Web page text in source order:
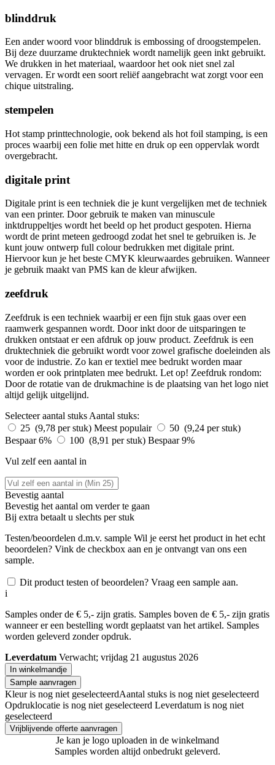
blinddruk
Een ander woord voor blinddruk is embossing of droogstempelen.
Bij deze duurzame druktechniek wordt namelijk geen inkt gebruikt.
We drukken in het materiaal, waardoor het ook niet snel zal
vervagen. Er wordt een soort reliëf aangebracht wat zorgt voor een
chique uitstraling.
stempelen
Hot stamp printtechnologie, ook bekend als hot foil stamping, is een
proces waarbij een folie met hitte en druk op een oppervlak wordt
overgebracht.
digitale print
Digitale print is een techniek die je kunt vergelijken met de techniek
van een printer. Door gebruik te maken van minuscule
inktdruppeltjes wordt het beeld op het product gespoten. Hierna
wordt de print meteen gedroogd zodat het snel te gebruiken is. Je
kunt jouw ontwerp full colour bedrukken met digitale print.
Hiervoor kun je het beste CMYK kleurwaardes gebruiken. Wanneer
je gebruik maakt van PMS kan de kleur afwijken.
zeefdruk
Zeefdruk is een techniek waarbij er een fijn stuk gaas over een
raamwerk gespannen wordt. Door inkt door de uitsparingen te
drukken ontstaat er een afdruk op jouw product. Zeefdruk is een
druktechniek die gebruikt wordt voor zowel grafische doeleinden als
voor de industrie. Zo kan er textiel mee bedrukt worden maar
worden er ook printplaten mee bedrukt. Let op! Zeefdruk rondom:
Door de rotatie van de drukmachine is de plaatsing van het logo niet
altijd gelijk uitgelijnd.
Selecteer aantal stuks Aantal stuks:
25 (9,78 per stuk) Meest populair
50 (9,24 per stuk)
Bespaar 6%
100 (8,91 per stuk) Bespaar 9%
Vul zelf een aantal in
Bevestig aantal
Bevestig het aantal om verder te gaan
Bij extra betaalt u slechts per stuk
Testen/beoordelen d.m.v. sample Wil je eerst het product in het echt
beoordelen? Vink de checkbox aan en je ontvangt van ons een
sample.
Dit product testen of beoordelen? Vraag een sample aan.
i
Samples onder de € 5,- zijn gratis. Samples boven de € 5,- zijn gratis
wanneer er een bestelling wordt geplaatst van het artikel. Samples
worden geleverd zonder opdruk.
Leverdatum Verwacht; vrijdag 21 augustus 2026
In winkelmandje
Sample aanvragen
Kleur is nog niet geselecteerdAantal stuks is nog niet geselecteerd
Opdruklocatie is nog niet geselecteerd Leverdatum is nog niet
geselecteerd
Vrijblijvende offerte aanvragen
Je kan je logo uploaden in de winkelmand
Samples worden altijd onbedrukt geleverd.